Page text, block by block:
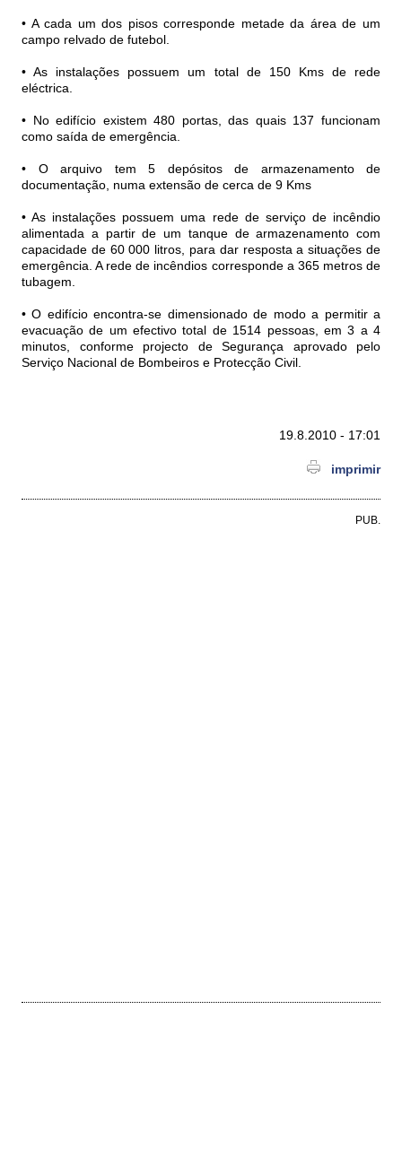
• A cada um dos pisos corresponde metade da área de um
campo relvado de futebol.
• As instalações possuem um total de 150 Kms de rede
eléctrica.
• No edifício existem 480 portas, das quais 137 funcionam
como saída de emergência.
• O arquivo tem 5 depósitos de armazenamento de
documentação, numa extensão de cerca de 9 Kms
• As instalações possuem uma rede de serviço de incêndio
alimentada a partir de um tanque de armazenamento com
capacidade de 60 000 litros, para dar resposta a situações de
emergência. A rede de incêndios corresponde a 365 metros de
tubagem.
• O edifício encontra-se dimensionado de modo a permitir a
evacuação de um efectivo total de 1514 pessoas, em 3 a 4
minutos, conforme projecto de Segurança aprovado pelo
Serviço Nacional de Bombeiros e Protecção Civil.
19.8.2010 - 17:01
imprimir
PUB.